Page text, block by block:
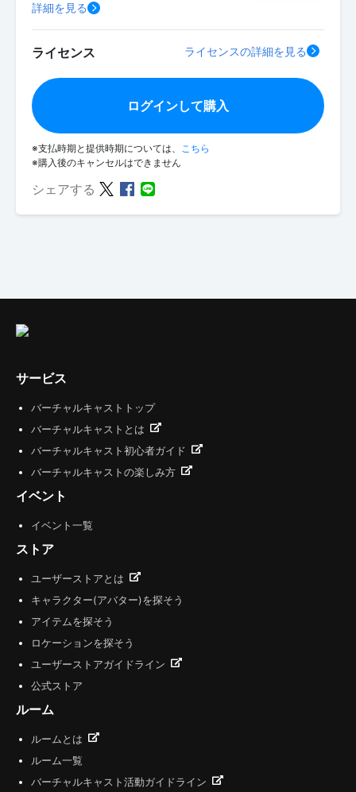
詳細を見る
ライセンス ライセンスの詳細を見る
ログインして購入
※支払時期と提供時期については、
こちら
※購入後のキャンセルはできません
シェアする
サービス
バーチャルキャストトップ
バーチャルキャストとは
バーチャルキャスト初心者ガイド
バーチャルキャストの楽しみ方
イベント
イベント一覧
ストア
ユーザーストアとは
キャラクター(アバター)を探そう
アイテムを探そう
ロケーションを探そう
ユーザーストアガイドライン
公式ストア
ルーム
ルームとは
ルーム一覧
バーチャルキャスト活動ガイドライン